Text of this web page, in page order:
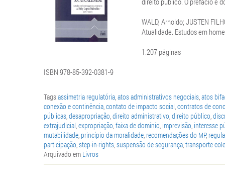
WALD, Arnoldo; JUSTEN
Atualidade. Estudos em
1.207 páginas
ISBN 978-85-392-0381-9
Tags:assimetria regulatória,atos administrativos negociais,atos
conexão e continência,contato de impacto social,contratos de
públicas,desapropriação,direito administrativo,direito público,
extrajudicial,expropriação,faixa de domínio, imprevisão, interesse
mutabilidade, princípio da moralidade, recomendações do MP,
participação,step-in-rights,suspensão de segurança,transporte
Arquivado em Livros